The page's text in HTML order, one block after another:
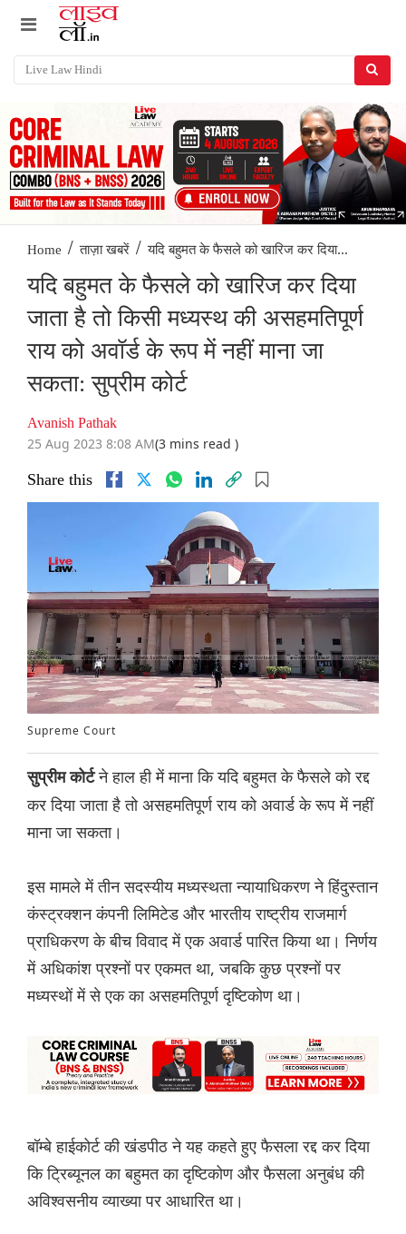
Home / ताज़ा खबरें / यदि बहुमत के फैसले को खारिज कर दिया...
यदि बहुमत के फैसले को खारिज कर दिया
जाता है तो किसी मध्यस्थ की असहमतिपूर्ण
राय को अवॉर्ड के रूप में नहीं माना जा
सकता: सुप्रीम कोर्ट
Avanish Pathak
25 Aug 2023 8:08 AM(3 mins read )
Share this
Supreme Court
सुप्रीम कोर्टने हाल ही में माना कि यदि बहुमत के फैसले को रद्द
कर दिया जाता है तो असहमतिपूर्ण राय को अवार्ड के रूप में नहीं
माना जा सकता।
इस मामले में तीन सदस्यीय मध्यस्थता न्यायाधिकरण ने हिंदुस्तान
कंस्ट्रक्शन कंपनी लिमिटेड और भारतीय राष्ट्रीय राजमार्ग
प्राधिकरण के बीच विवाद में एक अवार्ड पारित किया था। निर्णय
में अधिकांश प्रश्नों पर एकमत था, जबकि कुछ प्रश्नों पर
मध्यस्थों में से एक का असहमतिपूर्ण दृष्टिकोण था।
बॉम्बे हाईकोर्ट की खंडपीठ ने यह कहते हुए फैसला रद्द कर दिया
कि ट्रिब्यूनल का बहुमत का दृष्टिकोण और फैसला अनुबंध की
अविश्वसनीय व्याख्या पर आधारित था।